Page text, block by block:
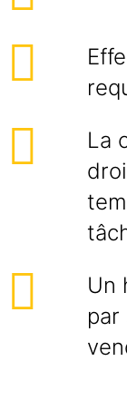
La
Un
par